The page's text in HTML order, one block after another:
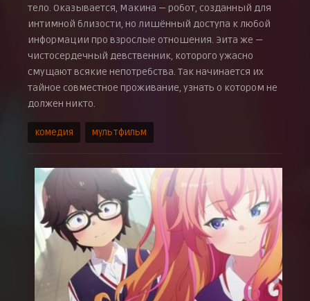
тело. Оказывается, Макина — робот, созданный для
интимной близости, но лишённый доступа к любой
информации про взрослые отношения. Эита же —
чистосердечный девственник, которого ужасно
смущают всякие непотребства. Так начинается их
тайное совместное проживание, узнать о котором не
должен никто.
комедия мультфильм